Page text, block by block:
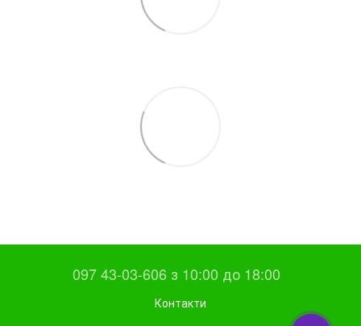
097 43-03-606 з 10:00 до 18:00
Контакти